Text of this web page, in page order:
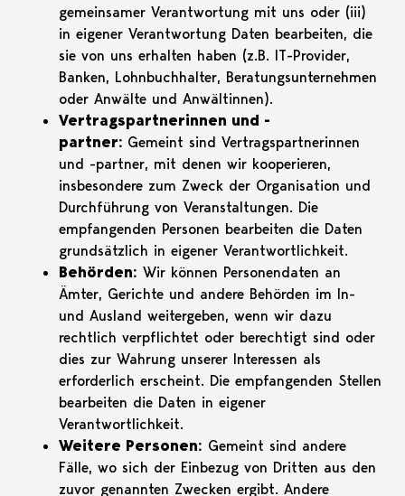
gemeinsamer Verantwortung mit uns oder (iii)
in eigener Verantwortung Daten bearbeiten, die
sie von uns erhalten haben (z.B. IT-Provider,
Banken, Lohnbuchhalter, Beratungsunternehmen
oder Anwälte und Anwältinnen).
Vertragspartnerinnen und -
partner: Gemeint sind Vertragspartnerinnen
und -partner, mit denen wir kooperieren,
insbesondere zum Zweck der Organisation und
Durchführung von Veranstaltungen. Die
empfangenden Personen bearbeiten die Daten
grundsätzlich in eigener Verantwortlichkeit.
Behörden: Wir können Personendaten an
Ämter, Gerichte und andere Behörden im In-
und Ausland weitergeben, wenn wir dazu
rechtlich verpflichtet oder berechtigt sind oder
dies zur Wahrung unserer Interessen als
erforderlich erscheint. Die empfangenden Stellen
bearbeiten die Daten in eigener
Verantwortlichkeit.
Weitere Personen: Gemeint sind andere
Fälle, wo sich der Einbezug von Dritten aus den
zuvor genannten Zwecken ergibt. Andere